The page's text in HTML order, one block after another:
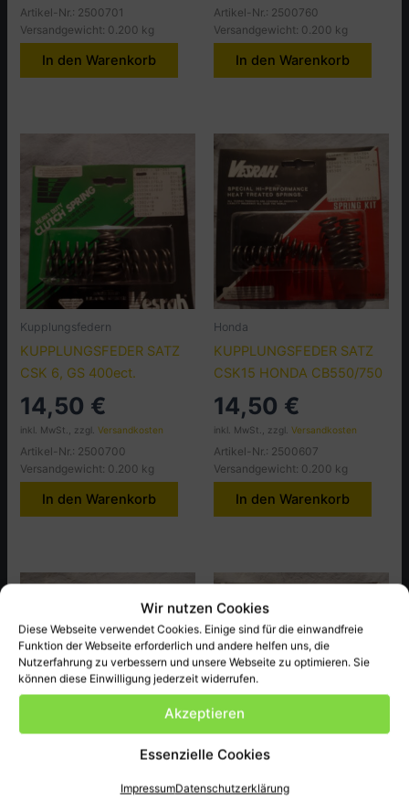
Wir nutzen Cookies
Diese Webseite verwendet Cookies. Einige sind für die einwandfreie
Funktion der Webseite erforderlich und andere helfen uns, die
Nutzerfahrung zu verbessern und unsere Webseite zu optimieren. Sie
können diese Einwilligung jederzeit widerrufen.
Akzeptieren
Essenzielle Cookies
ImpressumDatenschutzerklärung
Artikel-Nr.: 2500701
Versandgewicht: 0.200 kg
In den Warenkorb
Artikel-Nr.: 2500760
Versandgewicht: 0.200 kg
In den Warenkorb
Kupplungsfedern
KUPPLUNGSFEDER SATZ
CSK 6, GS 400ect.
14,50 €
inkl. MwSt., zzgl.Versandkosten
Artikel-Nr.: 2500700
Versandgewicht: 0.200 kg
In den Warenkorb
Honda
KUPPLUNGSFEDER SATZ
CSK15 HONDA CB550/750
14,50 €
inkl. MwSt., zzgl. Versandkosten
Artikel-Nr.: 2500607
Versandgewicht: 0.200 kg
In den Warenkorb
KUPPLUNGSFEDER SATZ
KUPPLUNGSFEDER SATZ